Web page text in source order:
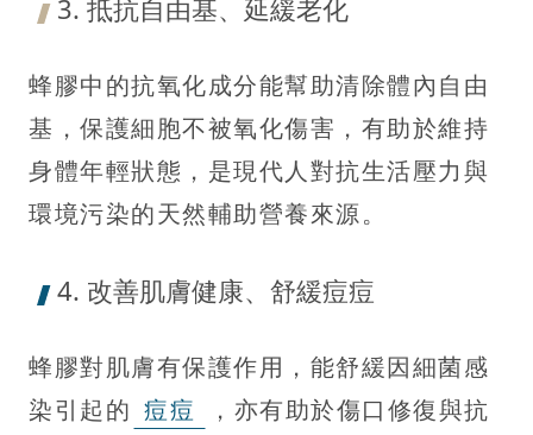
3. 抵抗自由基、延緩老化
蜂膠中的抗氧化成分能幫助清除體內自由
基，保護細胞不被氧化傷害，有助於維持
身體年輕狀態，是現代人對抗生活壓力與
環境污染的天然輔助營養來源。
4. 改善肌膚健康、舒緩痘痘
蜂膠對肌膚有保護作用，能舒緩因細菌感
染引起的 痘痘
，亦有助於傷口修復與抗